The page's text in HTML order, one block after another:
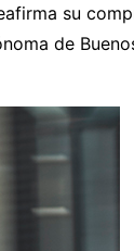
su
de